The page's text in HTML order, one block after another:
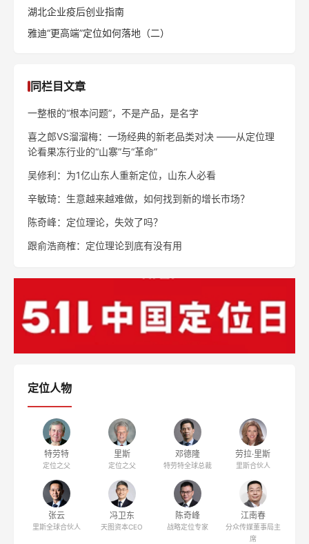
湖北企业疫后创业指南
雅迪“更高端”定位如何落地（二）
同栏目文章
一整根的“根本问题”，不是产品，是名字
喜之郎VS溜溜梅：一场经典的新老品类对决 ——从定位理
论看果冻行业的“山寨”与“革命”
吴修利：为1亿山东人重新定位，山东人必看
辛敏琦：生意越来越难做，如何找到新的增长市场？
陈奇峰：定位理论，失效了吗？
跟俞浩商榷：定位理论到底有没有用
定位人物
特劳特
定位之父
里斯
定位之父
邓德隆
特劳特全球总裁
劳拉·里斯
里斯合伙人
张云
里斯全球合伙人
冯卫东
天图资本CEO
陈奇峰
战略定位专家
江南春
分众传媒董事局主
席